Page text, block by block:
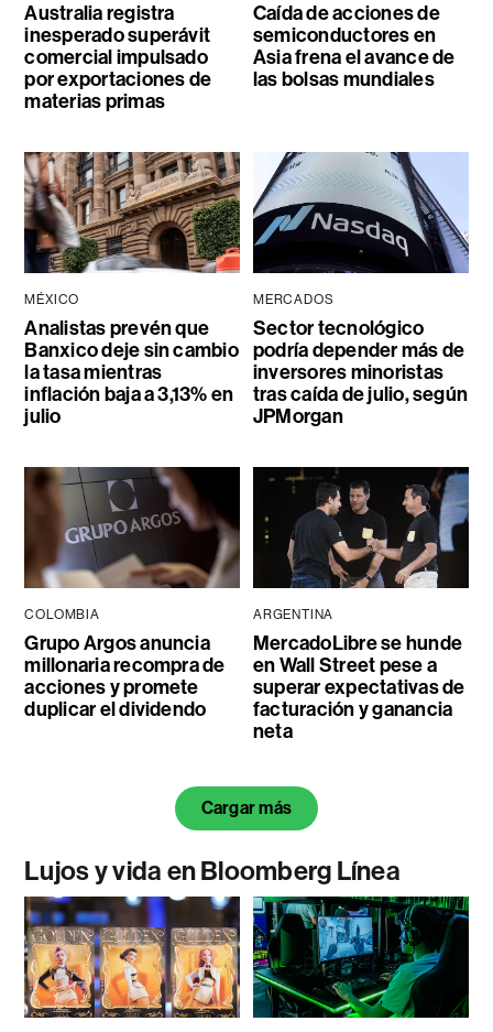
Australia registra
inesperado superávit
comercial impulsado
por exportaciones de
materias primas
Caída de acciones de
semiconductores en
Asia frena el avance de
las bolsas mundiales
MÉXICO
Analistas prevén que
Banxico deje sin cambio
la tasa mientras
inflación baja a 3,13% en
julio
MERCADOS
Sector tecnológico
podría depender más de
inversores minoristas
tras caída de julio, según
JPMorgan
COLOMBIA
Grupo Argos anuncia
millonaria recompra de
acciones y promete
duplicar el dividendo
ARGENTINA
MercadoLibre se hunde
en Wall Street pese a
superar expectativas de
facturación y ganancia
neta
Cargar más
Lujos y vida en Bloomberg Línea